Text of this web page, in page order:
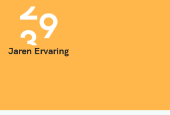
35
Jaren Ervaring